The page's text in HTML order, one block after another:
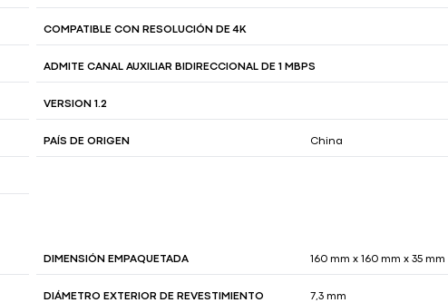
COMPATIBLE CON RESOLUCIÓN DE 4K
ADMITE CANAL AUXILIAR BIDIRECCIONAL DE 1 MBPS
VERSION 1.2
PAÍS DE ORIGEN China
DIMENSIÓN EMPAQUETADA 160 mm x 160 mm x 35 mm
DIÁMETRO EXTERIOR DE REVESTIMIENTO 7,3 mm